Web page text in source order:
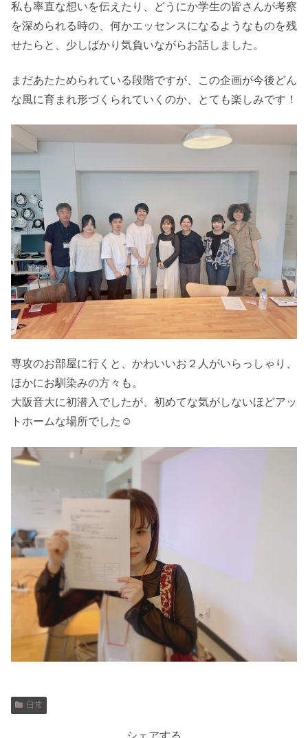
私も率直な想いを伝えたり、どうにか学生の皆さんが考察
を深められる時の、何かエッセンスになるようなものを残
せたらと、少しばかり気負いながらお話しました。
まだあたためられている段階ですが、この企画が今後どん
な風に育まれ形づくられていくのか、とても楽しみです！
専攻のお部屋に行くと、かわいいお２人がいらっしゃり、
ほかにお馴染みの方々も。
大阪音大に初潜入でしたが、初めてな気がしないほどアッ
トホームな場所でした☺️
日常
シェアする